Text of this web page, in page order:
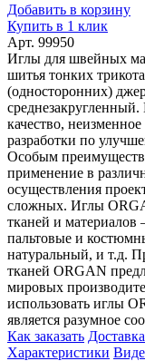
Добавить в корзину
Купить в 1 клик
Арт. 99950
Иглы для швейных
шитья тонких
(односторонних)
качество,
разработки по
Особым
применение в
осуществления
сложных. Иглы
тканей и
пальтовые и
натуральный, и т.д.
тканей ORGAN
мировых
использовать иглы
является разумное
Как заказать Доставка
Характеристики